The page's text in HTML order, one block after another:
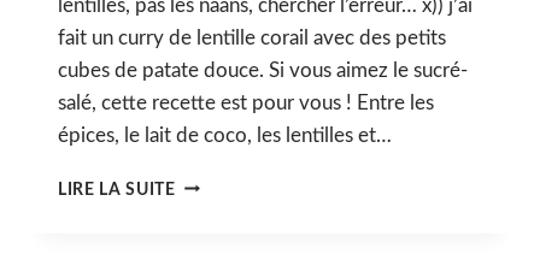
lentilles, pas les naans, chercher l’erreur… x)) j’ai
fait un curry de lentille corail avec des petits
cubes de patate douce. Si vous aimez le sucré-
salé, cette recette est pour vous ! Entre les
épices, le lait de coco, les lentilles et…
LIRE LA SUITEDHAL